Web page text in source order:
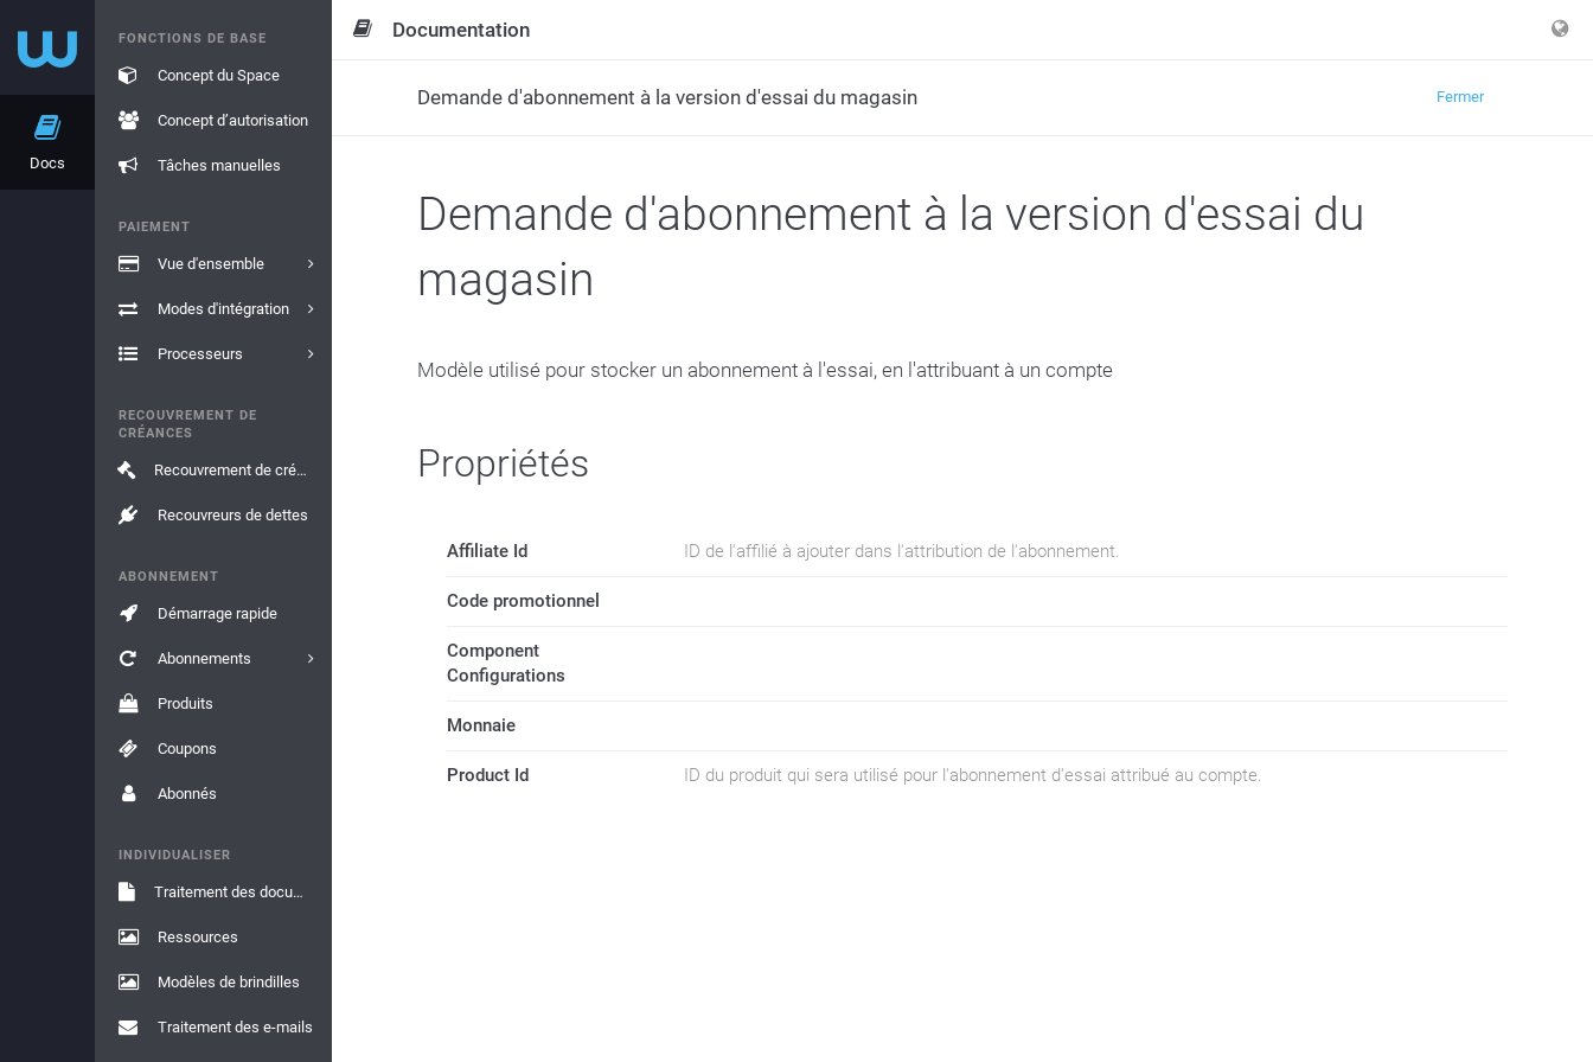
Docs
FONCTIONS DE BASE
Concept du Space
Concept d’autorisation
Tâches manuelles
PAIEMENT
Vue d'ensemble
Modes d'intégration
Processeurs
RECOUVREMENT DE
CRÉANCES
Recouvrement de créances
Recouvreurs de dettes
ABONNEMENT
Démarrage rapide
Abonnements
Produits
Coupons
Abonnés
INDIVIDUALISER
Traitement des documents
Ressources
Modèles de brindilles
Traitement des e-mails
Documentation
Demande d'abonnement à la version d'essai du magasin Fermer
Demande d'abonnement à la version d'essai du
magasin
Modèle utilisé pour stocker un abonnement à l'essai, en l'attribuant à un compte
Propriétés
Affiliate Id ID de l'affilié à ajouter dans l'attribution de l'abonnement.
Code promotionnel
Component
Configurations
Monnaie
Product Id ID du produit qui sera utilisé pour l'abonnement d'essai attribué au compte.